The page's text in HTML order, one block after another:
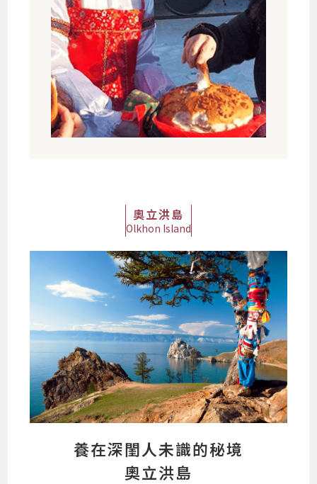
奧立洪島
Olkhon Island
養在深閨人未識的秘境
奧立洪島